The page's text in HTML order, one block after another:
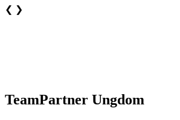
❮ ❯
TeamPartner Ungdom